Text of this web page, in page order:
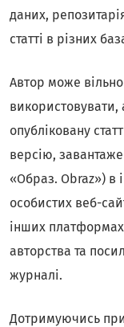
даних,
статті в різних
Автор може
опубліковану
версію,
«Образ. Obraz») в
особистих веб-
інших
авторства та
журналі.
Дотримуючись